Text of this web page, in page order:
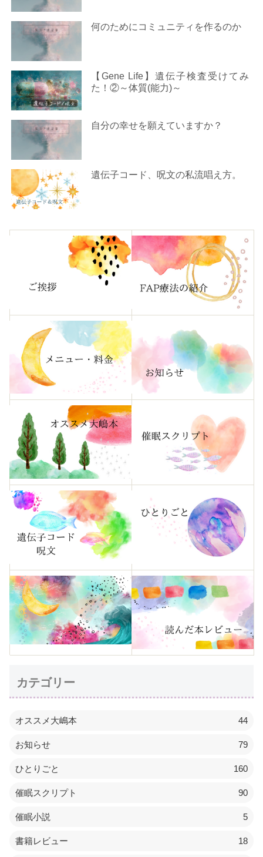
何のためにコミュニティを作るのか
【Gene Life】遺伝子検査受けてみ
た！②～体質(能力)～
自分の幸せを願えていますか？
遺伝子コード、呪文の私流唱え方。
カテゴリー
オススメ大嶋本 44
お知らせ 79
ひとりごと 160
催眠スクリプト 90
催眠小説 5
書籍レビュー 18